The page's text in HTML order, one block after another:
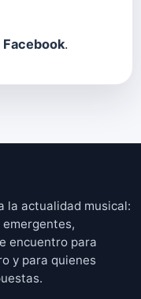
Facebook.
la actualidad musical:
encuentro para
y para quienes